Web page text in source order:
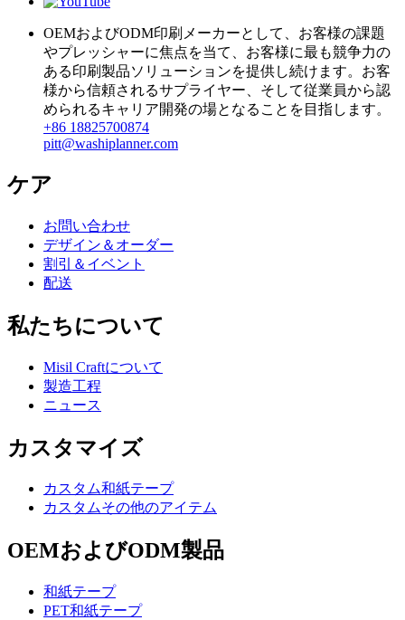
OEMおよびODM印刷メーカーとして、お客様の課題
やプレッシャーに焦点を当て、お客様に最も競争力の
ある印刷製品ソリューションを提供し続けます。お客
様から信頼されるサプライヤー、そして従業員から認
められるキャリア開発の場となることを目指します。
+86 18825700874
pitt@washiplanner.com
ケア
お問い合わせ
デザイン＆オーダー
割引＆イベント
配送
私たちについて
Misil Craftについて
製造工程
ニュース
カスタマイズ
カスタム和紙テープ
カスタムその他のアイテム
OEMおよびODM製品
和紙テープ
PET和紙テープ